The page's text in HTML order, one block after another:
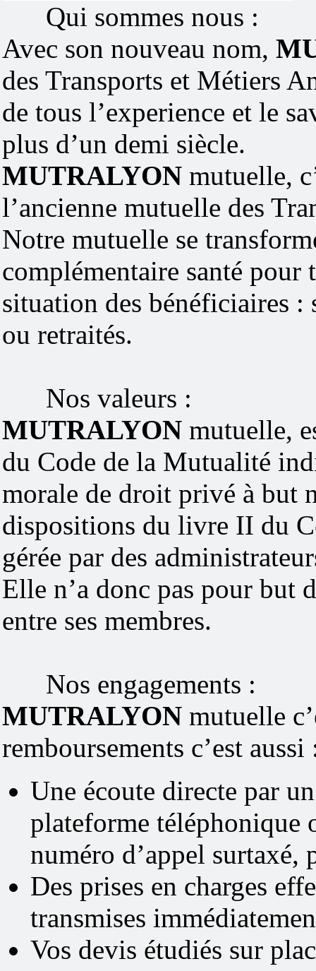
Qui sommes nous :
Avec son nouveau nom,
des Transports et Métiers
de tous l’experience et le
plus d’un demi siècle.
MUTRALYON mutuelle,
l’ancienne mutuelle des
Notre mutuelle se
complémentaire santé
situation des bénéficiaires :
ou retraités.
Nos valeurs :
MUTRALYON mutuelle,
du Code de la Mutualité
morale de droit privé à but
dispositions du livre II du
gérée par des
Elle n’a donc pas pour but
entre ses membres.
Nos engagements :
MUTRALYON mutuelle
remboursements c’est aussi
Une écoute directe par
plateforme téléphonique
numéro d’appel surtaxé,
Des prises en charges
transmises
Vos devis étudiés sur